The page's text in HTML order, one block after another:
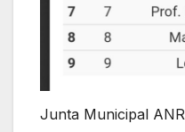
Junta Municipal ANR